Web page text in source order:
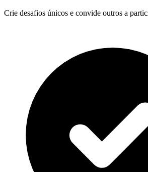
Crie desafios únicos e convide outros a